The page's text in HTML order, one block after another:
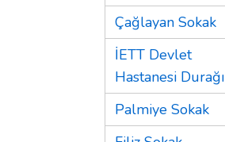
Çağlayan Sokak
İETT Devlet
Hastanesi Durağı
Palmiye Sokak